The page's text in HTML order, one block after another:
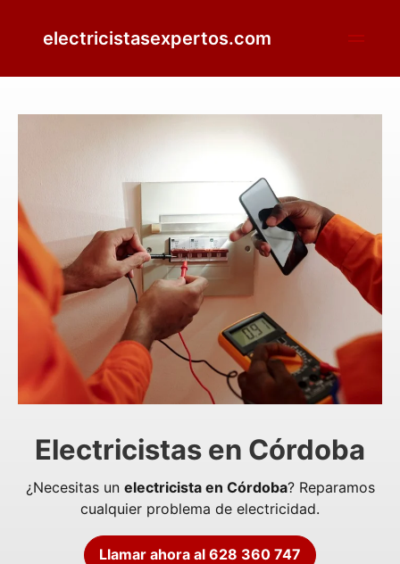
electricistasexpertos.com
Electricistas en Córdoba
¿Necesitas un electricista en Córdoba? Reparamos
cualquier problema de electricidad.
Llamar ahora al 628 360 747